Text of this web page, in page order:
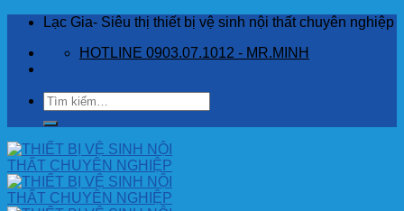
Skip
content
Lạc Gia- Siêu thị thiết bị vệ sinh nội thất chuyên nghiệp
HOTLINE 0903.07.1012 - MR.MINH
Tìm
kiếm: